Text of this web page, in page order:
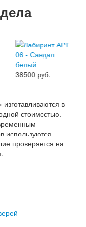
38500 руб.
в
стоимостью.
используются
проверяется на